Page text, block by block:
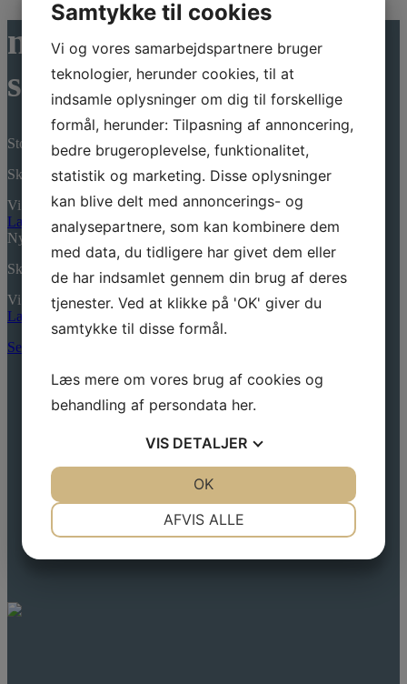
nyheder fra
skjalm hvide hotel
Stolt Klovnesponsor 2026
Skrevet den: 7. april 2026
Vi er igen i år stolte sponsorer af Danske Hospitalsklovne,…
Læs mere
Nyt ala carte kort
Skrevet den: 7. april 2026
Vi kan endnu engang præsentere et nyt og lækkert Ala…
Læs mere
Se alle nyheder
Samtykke til cookies
Vi og vores samarbejdspartnere bruger
teknologier, herunder cookies, til at
indsamle oplysninger om dig til forskellige
formål, herunder: Tilpasning af annoncering,
bedre brugeroplevelse, funktionalitet,
statistik og marketing. Disse oplysninger
kan blive delt med annoncerings- og
analysepartnere, som kan kombinere dem
med data, du tidligere har givet dem eller
de har indsamlet gennem din brug af deres
tjenester. Ved at klikke på 'OK' giver du
samtykke til disse formål.
Læs mere om vores brug af cookies og
behandling af persondata her.
VIS DETALJER
AFVIS ALLE
OK